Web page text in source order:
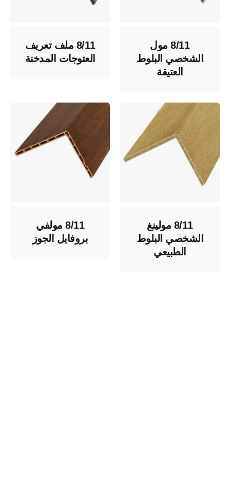
8/11 ملف تعريف
العتوجات المدخنة
8/11 مول
الشخصي البلوط
العتيقة
8/11 مولفي
بروفايل الجوز
8/11 مولينغ
الشخصي البلوط
الطبيعي